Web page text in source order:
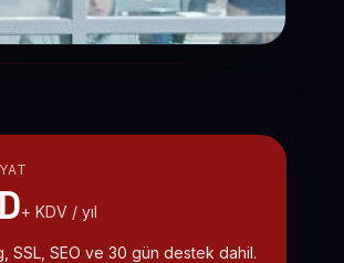
+ KDV / yıl
SSL, SEO ve 30 gün destek dahil.